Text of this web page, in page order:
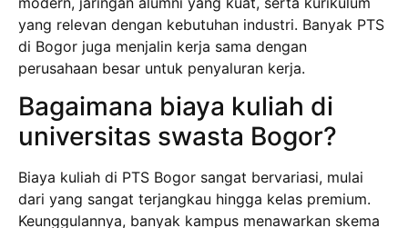
yang relevan dengan kebutuhan industri. Banyak PTS
di Bogor juga menjalin kerja sama dengan
perusahaan besar untuk penyaluran kerja.
Bagaimana biaya kuliah di
universitas swasta Bogor?
Biaya kuliah di PTS Bogor sangat bervariasi, mulai
dari yang sangat terjangkau hingga kelas premium.
Keunggulannya, banyak kampus menawarkan skema